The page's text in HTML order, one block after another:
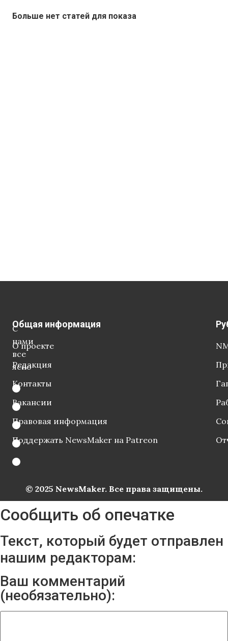
Больше нет статей для показа
С
нами
все
ясно
Общая информация
О проекте
Редакция
Контакты
Вакансии
Правовая информация
Поддержать NewsMaker на Patreon
© 2025 NewsMaker. Все права защищены.
Сообщить об опечатке
Текст, который будет отправлен
нашим редакторам:
Ваш комментарий
(необязательно):